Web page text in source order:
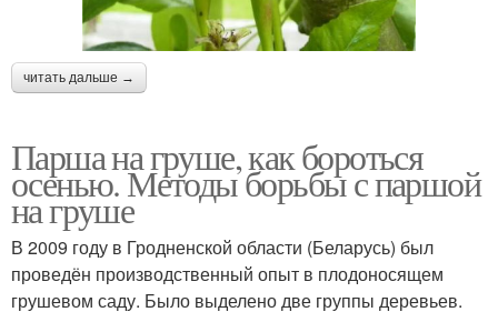
читать дальше →
Парша на груше, как бороться
осенью. Методы борьбы с паршой
на груше
В 2009 году в Гродненской области (Беларусь) был
проведён производственный опыт в плодоносящем
грушевом саду. Было выделено две группы деревьев.